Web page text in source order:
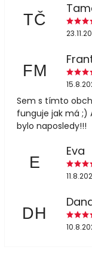
TČ
FM
Sem s tímto
funguje jak má ;)
bylo naposledy!!!
E
Eva
DH